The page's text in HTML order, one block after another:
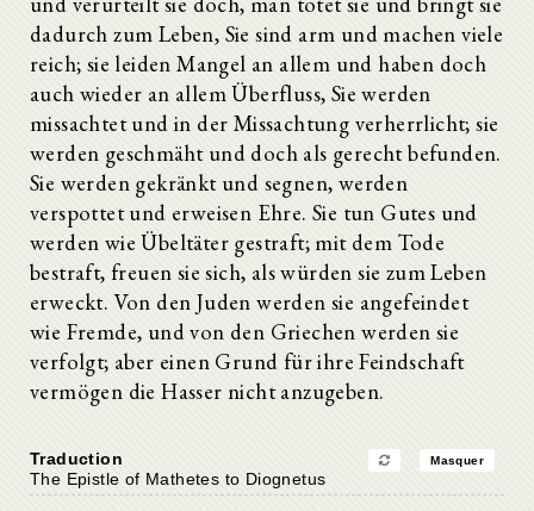
dadurch zum Leben, Sie sind arm und machen viele
reich; sie leiden Mangel an allem und haben doch
auch wieder an allem Überfluss, Sie werden
missachtet und in der Missachtung verherrlicht; sie
werden geschmäht und doch als gerecht befunden.
Sie werden gekränkt und segnen, werden
verspottet und erweisen Ehre. Sie tun Gutes und
werden wie Übeltäter gestraft; mit dem Tode
bestraft, freuen sie sich, als würden sie zum Leben
erweckt. Von den Juden werden sie angefeindet
wie Fremde, und von den Griechen werden sie
verfolgt; aber einen Grund für ihre Feindschaft
vermögen die Hasser nicht anzugeben.
Traduction Masquer
The Epistle of Mathetes to Diognetus